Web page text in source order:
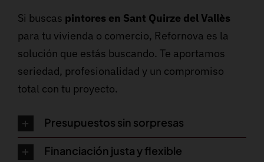
Si buscas pintores en Sant Quirze del Vallès
para tu vivienda o comercio, Refornova es la
solución que estás buscando. Te aportamos
seriedad, profesionalidad y un compromiso
total con tu proyecto.
Presupuestos sin sorpresas
Financiación justa y flexible